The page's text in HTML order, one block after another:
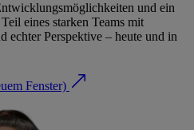
und ein
eines starken Teams mit
echter Perspektive – heute und in
Fenster)